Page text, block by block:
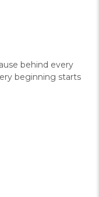
behind every
beginning starts